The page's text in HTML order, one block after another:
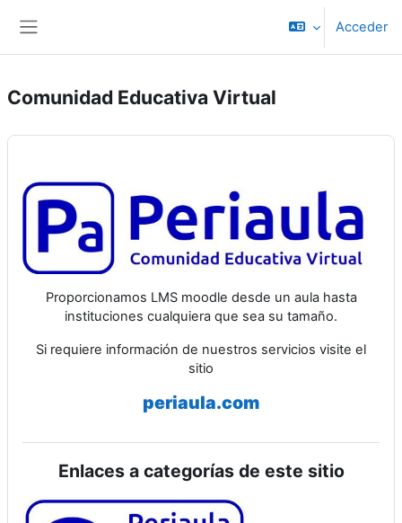
Acceder
Comunidad Educativa Virtual
Proporcionamos LMS moodle desde un aula hasta
instituciones cualquiera que sea su tamaño.
Si requiere información de nuestros servicios visite el
sitio
periaula.com
Enlaces a categorías de este sitio